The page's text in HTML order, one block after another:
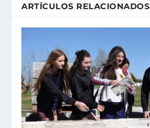
ARTÍCULOS RELACIONADOS